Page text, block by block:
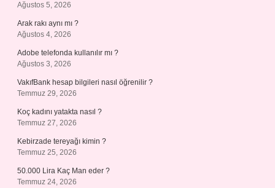
Ağustos 5, 2026
Arak rakı aynı mı ?
Ağustos 4, 2026
Adobe telefonda kullanılır mı ?
Ağustos 3, 2026
VakıfBank hesap bilgileri nasıl öğrenilir ?
Temmuz 29, 2026
Koç kadını yatakta nasıl ?
Temmuz 27, 2026
Kebirzade tereyağı kimin ?
Temmuz 25, 2026
50.000 Lira Kaç Man eder ?
Temmuz 24, 2026